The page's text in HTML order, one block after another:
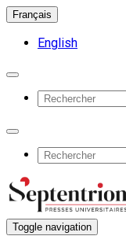
Français
English
Toggle navigation